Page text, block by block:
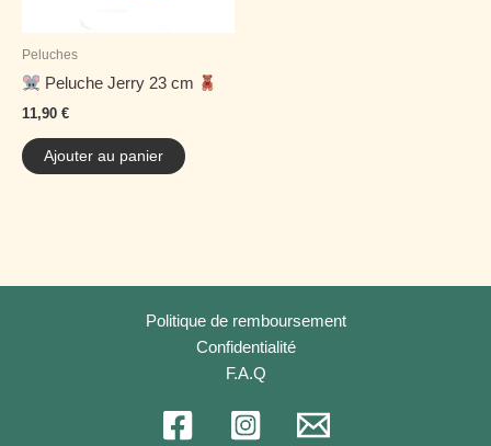
Peluches
Peluche Jerry 23 cm
11,90 €
Ajouter au panier
Politique de remboursement
Confidentialité
F.A.Q